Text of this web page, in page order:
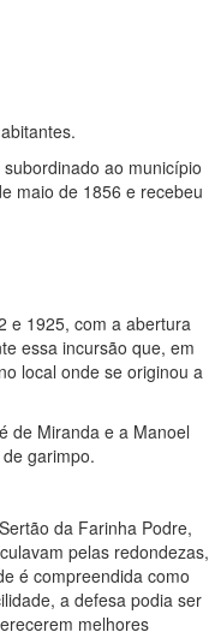
ao município
maio de 1856 e recebeu
e 1925, com a abertura
essa incursão que, em
local onde se originou a
de Miranda e a Manoel
garimpo.
da Farinha Podre,
pelas redondezas,
é compreendida como
a defesa podia ser
melhores